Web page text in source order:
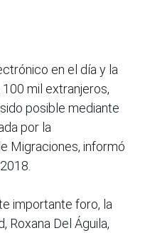
en el día y la
mil extranjeros,
posible mediante
por la
Migraciones, informó
importante foro, la
Roxana Del Águila,